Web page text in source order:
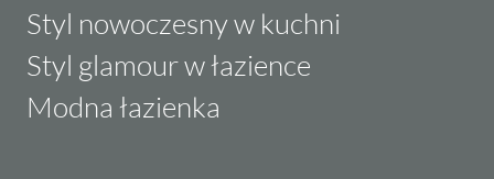
Styl nowoczesny w kuchni
Styl glamour w łazience
Modna łazienka